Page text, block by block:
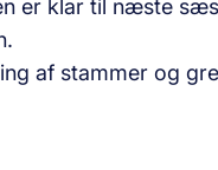
er klar til næste
af stammer og